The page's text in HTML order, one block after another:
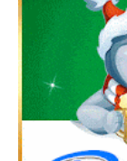
▷ Los Mejores
2022 📖